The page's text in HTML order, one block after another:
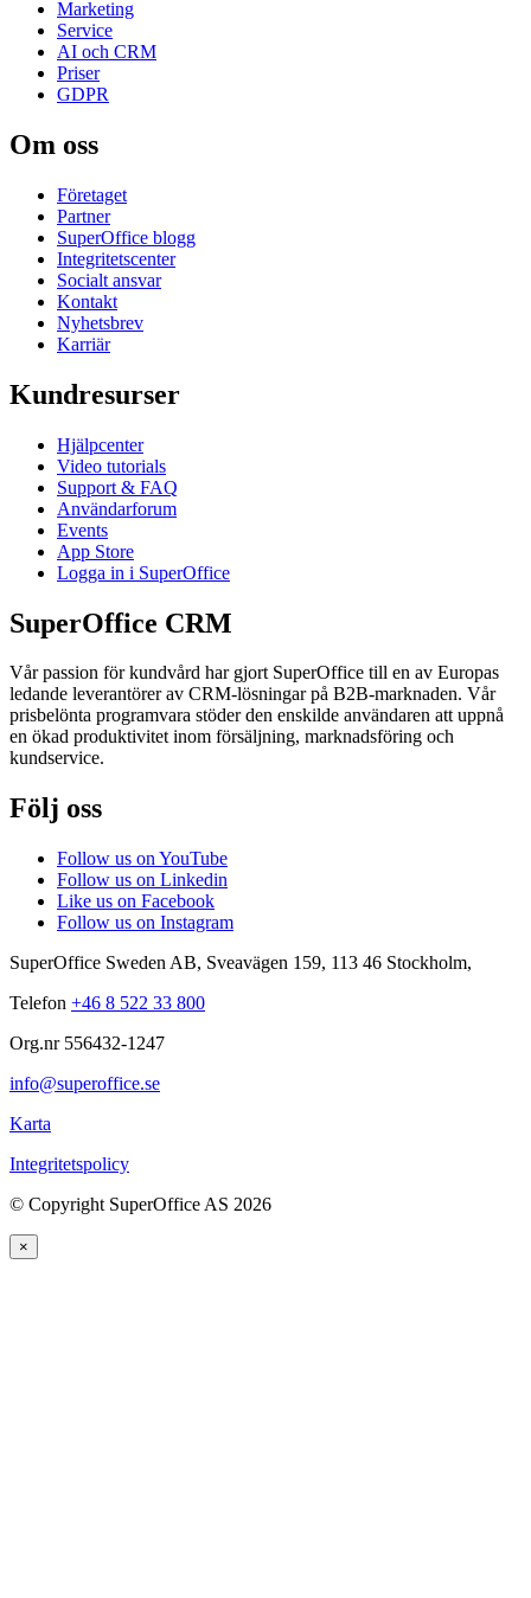
Marketing
Service
AI och CRM
Priser
GDPR
Om oss
Företaget
Partner
SuperOffice blogg
Integritetscenter
Socialt ansvar
Kontakt
Nyhetsbrev
Karriär
Kundresurser
Hjälpcenter
Video tutorials
Support & FAQ
Användarforum
Events
App Store
Logga in i SuperOffice
SuperOffice CRM
Vår passion för kundvård har gjort SuperOffice till en av Europas
ledande leverantörer av CRM-lösningar på B2B-marknaden. Vår
prisbelönta programvara stöder den enskilde användaren att uppnå
en ökad produktivitet inom försäljning, marknadsföring och
kundservice.
Följ oss
Follow us on YouTube
Follow us on Linkedin
Like us on Facebook
Follow us on Instagram
SuperOffice Sweden AB, Sveavägen 159, 113 46 Stockholm,
Telefon +46 8 522 33 800
Org.nr 556432-1247
info@superoffice.se
Karta
Integritetspolicy
© Copyright SuperOffice AS 2026
×